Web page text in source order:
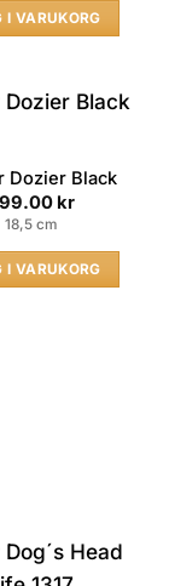
I VARUKORG
Dozier Black
kr
18,5 cm
I VARUKORG